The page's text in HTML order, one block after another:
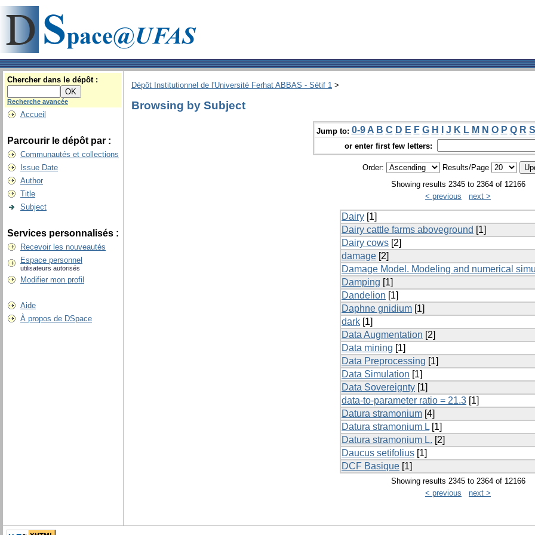
Chercher dans le dépôt :
Recherche avancée
Accueil
Parcourir le dépôt par :
Communautés et collections
Issue Date
Author
Title
Subject
Services personnalisés :
Recevoir les nouveautés
Espace personnel
utilisateurs autorisés
Modifier mon profil
Aide
À propos de DSpace
Dépôt Institutionnel de l'Université Ferhat ABBAS - Sétif 1 >
Browsing by Subject
Jump to: 0-9 A B C D E F G H J K L M N O P Q R S
or enter first few letters:
Order:
Results/Page
Showing results 2345 to 2364 of 12166
< previous
next >
Dairy [1]
Dairy cattle farms aboveground [1]
Dairy cows [2]
damage [2]
Damage Model. Modeling and numerical
Damping [1]
Dandelion [1]
Daphne gnidium [1]
dark [1]
Data Augmentation [2]
Data mining [1]
Data Preprocessing [1]
Data Simulation [1]
Data Sovereignty [1]
data-to-parameter ratio = 21.3 [1]
Datura stramonium [4]
Datura stramonium L [1]
Datura stramonium L. [2]
Daucus setifolius [1]
DCF Basique [1]
Showing results 2345 to 2364 of 12166
< previous
next >